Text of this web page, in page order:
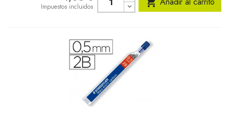
Impuestos incluidos